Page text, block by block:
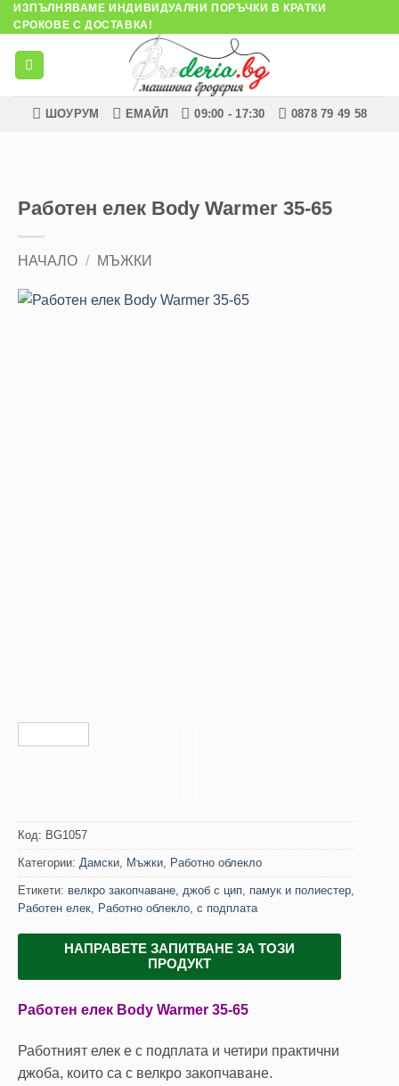
Skip
to
content
ИЗПЪЛНЯВАМЕ ИНДИВИДУАЛНИ ПОРЪЧКИ В КРАТКИ
СРОКОВЕ С ДОСТАВКА!
ШОУРУМ ЕМАЙЛ 09:00 - 17:30 0878 79 49 58
Работен елек Body Warmer 35-65
НАЧАЛО / МЪЖКИ
Код: BG1057
Категории: Дамски, Мъжки, Работно облекло
Етикети: велкро закопчаване, джоб с цип, памук и полиестер,
Работен елек, Работно облекло, с подплата
НАПРАВЕТЕ ЗАПИТВАНЕ ЗА ТОЗИ
ПРОДУКТ
Работен елек Body Warmer 35-65
Работният елек е с подплата и четири практични
джоба, които са с велкро закопчаване.